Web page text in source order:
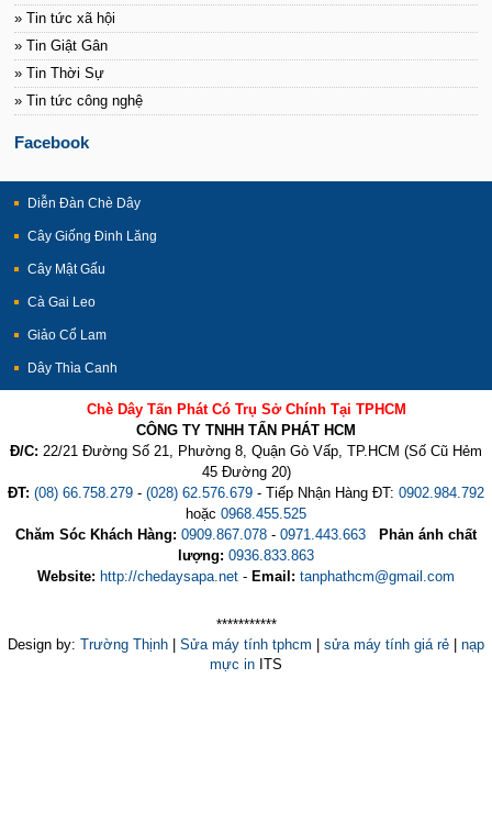
» Tin tức xã hội
» Tin Giật Gân
» Tin Thời Sự
» Tin tức công nghệ
Facebook
Diễn Đàn Chè Dây
Cây Giống Đinh Lăng
Cây Mật Gấu
Cà Gai Leo
Giảo Cổ Lam
Dây Thìa Canh
Chè Dây Tấn Phát Có Trụ Sở Chính Tại TPHCM
CÔNG TY TNHH TẤN PHÁT HCM
Đ/C: 22/21 Đường Số 21, Phường 8, Quận Gò Vấp, TP.HCM (Số Cũ Hẻm
45 Đường 20)
ĐT: (08) 66.758.279 - (028) 62.576.679 - Tiếp Nhận Hàng ĐT: 0902.984.792
hoặc 0968.455.525
Chăm Sóc Khách Hàng: 0909.867.078 - 0971.443.663
Phản ánh chất
lượng: 0936.833.863
Website: http://chedaysapa.net - Email: tanphathcm@gmail.com
***********
Design by: Trường Thịnh Sửa máy tính tphcm sửa máy tính giá rẻ
nạp
mực in ITS